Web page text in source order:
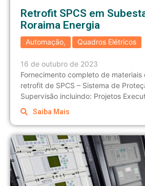
Retrofit SPCS em
Roraima Energia
Automação, Quadros Elétricos
16 de outubro de 2023
Fornecimento completo de materiais
retrofit de SPCS – Sistema de
Supervisão incluindo: Projetos
Saiba Mais